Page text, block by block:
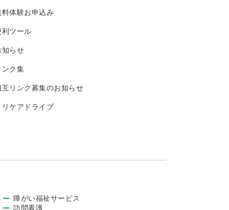
料体験お申込み
利ツール
知らせ
ンク集
互リンク募集のお知らせ
リケアドライブ
障がい福祉サービス
訪問看護